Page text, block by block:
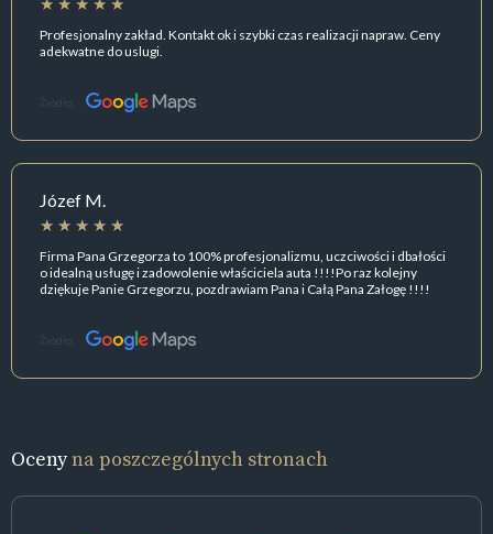
Profesjonalny zakład. Kontakt ok i szybki czas realizacji napraw. Ceny
adekwatne do uslugi.
Źródło:
Józef M.
Firma Pana Grzegorza to 100% profesjonalizmu, uczciwości i dbałości
o idealną usługę i zadowolenie właściciela auta !!!!Po raz kolejny
dziękuje Panie Grzegorzu, pozdrawiam Pana i Całą Pana Załogę !!!!
Źródło:
Ocenyna poszczególnych stronach